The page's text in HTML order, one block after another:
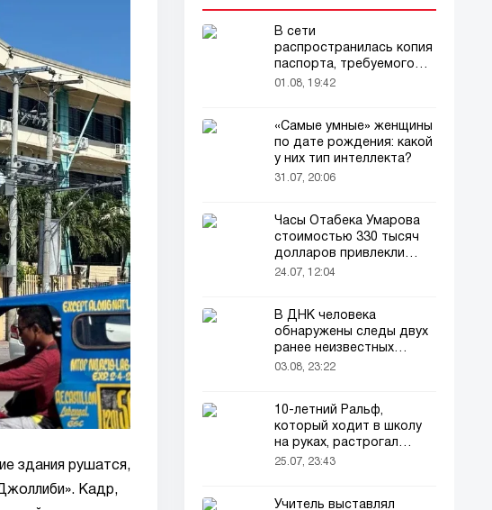
здания рушатся,
Кадр,
В сети
распространилась копия
паспорта, требуемого
для домашних животных
01.08, 19:42
«Самые умные» женщины
по дате рождения: какой
у них тип интеллекта?
31.07, 20:06
Часы Отабека Умарова
стоимостью 330 тысяч
долларов привлекли
всеобщее внимание в
24.07, 12:04
В ДНК человека
обнаружены следы двух
ранее неизвестных
предков
03.08, 23:22
10-летний Ральф,
который ходит в школу
на руках, растрогал
пользователей соцсетей
25.07, 23:43
Учитель выставлял